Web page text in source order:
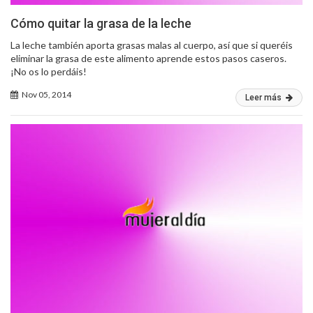
Cómo quitar la grasa de la leche
La leche también aporta grasas malas al cuerpo, así que si queréis
eliminar la grasa de este alimento aprende estos pasos caseros.
¡No os lo perdáis!
Nov 05, 2014 Leer más